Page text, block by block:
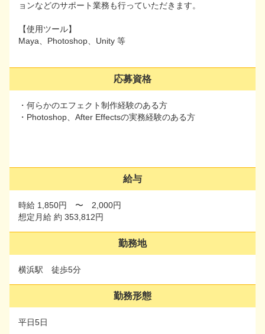
ションなどのサポート業務も行っていただきます。
【使用ツール】
Maya、Photoshop、Unity 等
応募資格
・何らかのエフェクト制作経験のある方
・Photoshop、After Effectsの実務経験のある方
給与
時給 1,850円 〜 2,000円
想定月給 約 353,812円
勤務地
横浜駅 徒歩5分
勤務形態
平日5日
ョンなどのサポート業務も行っていただきます。
【使用ツール】
Maya、Photoshop、Unity 等
応募資格
・何らかのエフェクト制作経験のある方
・Photoshop、After Effectsの実務経験のある方
給与
時給 1,850円 〜 2,000円
想定月給 約 353,812円
勤務地
横浜駅 徒歩5分
勤務形態
平日5日